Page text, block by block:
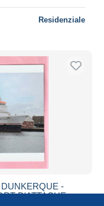
Residenziale
-
D'ATTACHE :